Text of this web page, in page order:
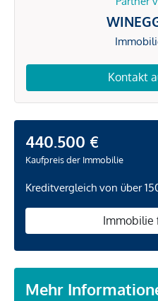
Kontakt
440.500 €
Kaufpreis der Immobilie
Kreditvergleich von über
Immobilie
Mehr